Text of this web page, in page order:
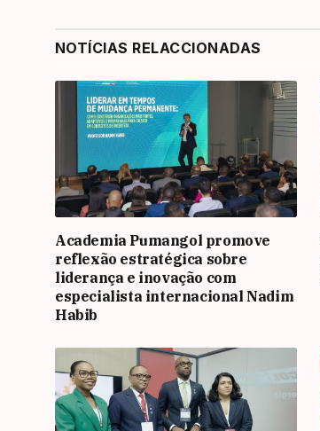
NOTÍCIAS RELACCIONADAS
Academia Pumangol promove
reflexão estratégica sobre
liderança e inovação com
especialista internacional Nadim
Habib